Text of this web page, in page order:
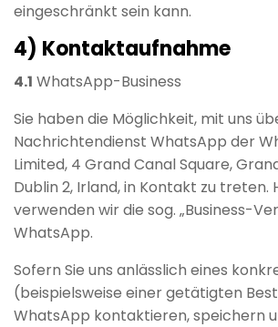
eingeschränkt sein kann.
4) Kontaktaufnahme
4.1 WhatsApp-Business
Sie haben die Möglichkeit, mit uns
Nachrichtendienst WhatsApp der
Limited, 4 Grand Canal Square,
Dublin 2, Irland, in Kontakt zu treten.
verwenden wir die sog. „Business-
WhatsApp.
Sofern Sie uns anlässlich eines
(beispielsweise einer getätigten
WhatsApp kontaktieren, speichern